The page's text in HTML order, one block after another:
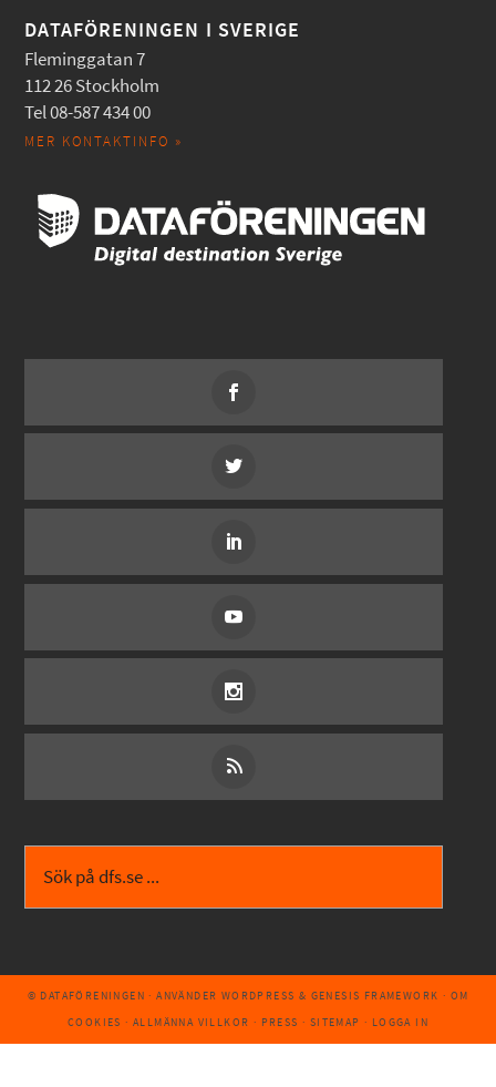
DATAFÖRENINGEN I SVERIGE
Fleminggatan 7
112 26 Stockholm
Tel 08-587 434 00
MER KONTAKTINFO »
© DATAFÖRENINGEN · ANVÄNDER WORDPRESS & GENESIS FRAMEWORK · OM
COOKIES · ALLMÄNNA VILLKOR · PRESS · SITEMAP · LOGGA IN